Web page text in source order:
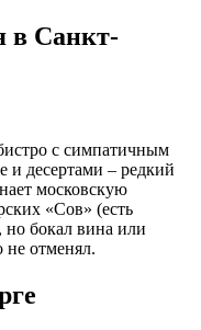
в Санкт-
с симпатичным
десертами – редкий
московскую
«Сов» (есть
но бокал вина или
не отменял.